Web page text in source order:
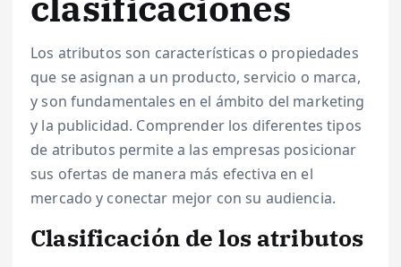
Los atributos son características o propiedades
que se asignan a un producto, servicio o marca,
y son fundamentales en el ámbito del marketing
y la publicidad. Comprender los diferentes tipos
de atributos permite a las empresas posicionar
sus ofertas de manera más efectiva en el
mercado y conectar mejor con su audiencia.
Clasificación de los atributos